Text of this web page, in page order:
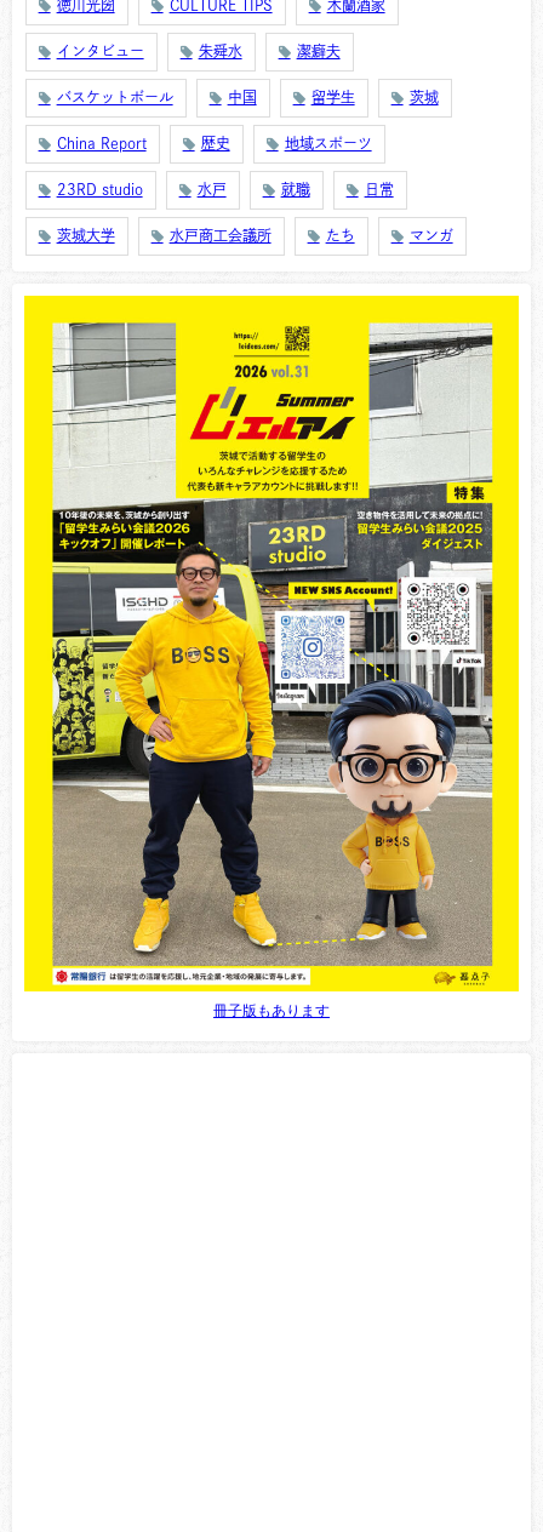
徳川光圀 CULTURE TIPS 木蘭酒家
インタビュー 朱舜水 潔癖夫
バスケットボール 中国 留学生 茨城
China Report 歴史 地域スポーツ
23RD studio 水戸 就職 日常
茨城大学 水戸商工会議所 たち マンガ
冊子版もあります